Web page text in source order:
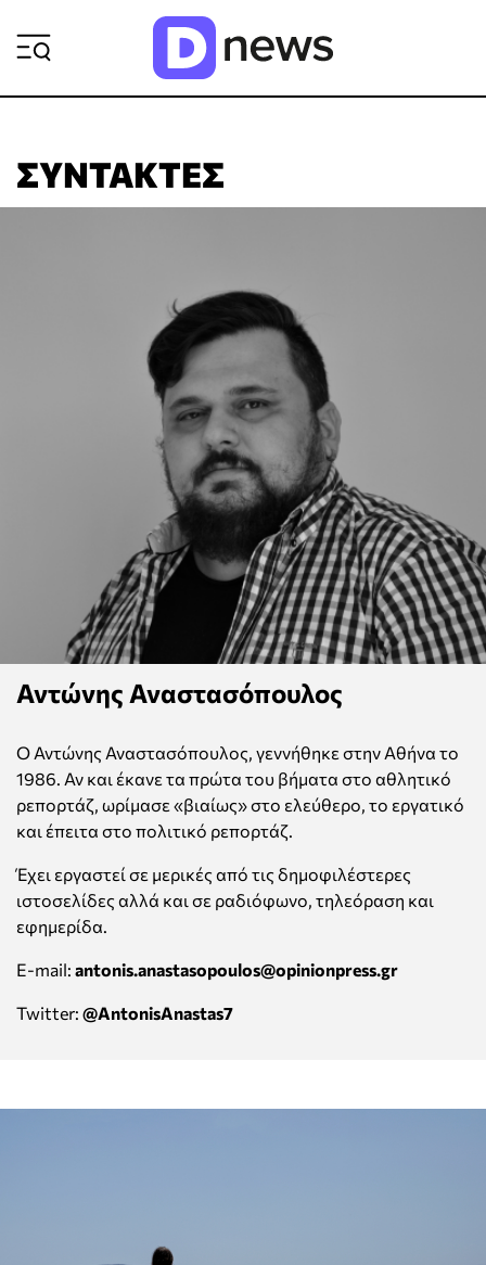
ΣΥΝΤΆΚΤΕΣ
Αντώνης Αναστασόπουλος
Ο Αντώνης Αναστασόπουλος, γεννήθηκε στην Αθήνα το
1986. Αν και έκανε τα πρώτα του βήματα στο αθλητικό
ρεπορτάζ, ωρίμασε «βιαίως» στο ελεύθερο, το εργατικό
και έπειτα στο πολιτικό ρεπορτάζ.
Έχει εργαστεί σε μερικές από τις δημοφιλέστερες
ιστοσελίδες αλλά και σε ραδιόφωνο, τηλεόραση και
εφημερίδα.
E-mail: antonis.anastasopoulos@opinionpress.gr
Twitter: @AntonisAnastas7